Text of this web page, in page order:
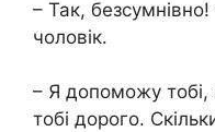
– Так,
чоловік.
– Я допоможу тобі,
тобі дорого.